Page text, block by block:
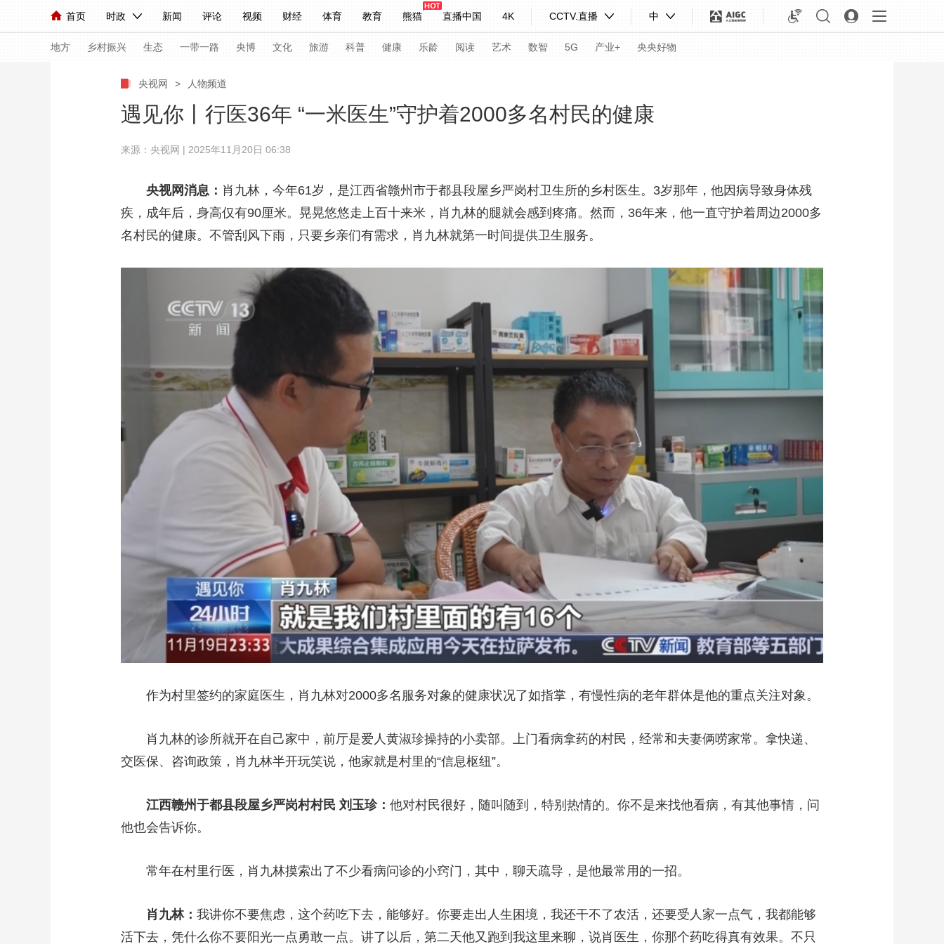
首页 时政 新闻 评论 视频 财经 体育 教育 熊猫 直播中国 4K CCTV.直播 中
人民领袖习近平 联播+ 中国领导人 央视快评 习式妙语 热解读 天天学习
直播 栏目大全 节目单 听音 微视频 主持人 下载央视影音
海外频道 iPanda English Монгол
地方 乡村振兴 生态 一带一路 央博 文化 旅游 科普 健康 乐龄 阅读 艺术 数智 5G 产业+ 央央好物
联播+ 热解读 天天学习 习式妙语 央视快评 央视网评 光华锐评 锋面
小央视频 小央直播 直播中国 熊猫频道 VR/AR 4K专区 全景新闻
前线 比划 快看 蓝海中国 新兵请入列 人生第一次 人生第二次
2026年世界杯 2026年冬奥会 亚冬会
CCTV奥林匹克频道 生活体育大会 体育江湖 冰雪道路
乡村振兴 生态环境 央博 非遗 文化 旅游 科普 健康 乐龄 阅读 汽车 数智 5G 产业+
超级工厂 智敬中国 全民健康 颜选攻略 海洋 时尚 天气 才艺 央央好物
CCTV.节目官网 节目单 栏目 片库 热播榜 总台企业白名单
央视网 > 人物频道
遇见你丨行医36年 “一米医生”守护着2000多名村民的健康
来源：央视网 | 2025年11月20日 06:38
央视网消息： 肖九林，今年61岁，是江西省赣州市于都县段屋乡严岗村卫生所的乡村医生。3岁那年，他因病导致身体残
疾，成年后，身高仅有90厘米。晃晃悠悠走上百十来米，肖九林的腿就会感到疼痛。然而，36年来，他一直守护着周边2000多
名村民的健康。不管刮风下雨，只要乡亲们有需求，肖九林就第一时间提供卫生服务。
作为村里签约的家庭医生，肖九林对2000多名服务对象的健康状况了如指掌，有慢性病的老年群体是他的重点关注对象。
肖九林的诊所就开在自己家中，前厅是爱人黄淑珍操持的小卖部。上门看病拿药的村民，经常和夫妻俩唠家常。拿快递、
交医保、咨询政策，肖九林半开玩笑说，他家就是村里的“信息枢纽”。
江西赣州于都县段屋乡严岗村村民 刘玉珍： 他对村民很好，随叫随到，特别热情的。你不是来找他看病，有其他事情，问
他也会告诉你。
常年在村里行医，肖九林摸索出了不少看病问诊的小窍门，其中，聊天疏导，是他最常用的一招。
肖九林： 我讲你不要焦虑，这个药吃下去，能够好。你要走出人生困境，我还干不了农活，还要受人家一点气，我都能够
活下去，凭什么你不要阳光一点勇敢一点。讲了以后，第二天他又跑到我这里来聊，说肖医生，你那个药吃得真有效果。不只